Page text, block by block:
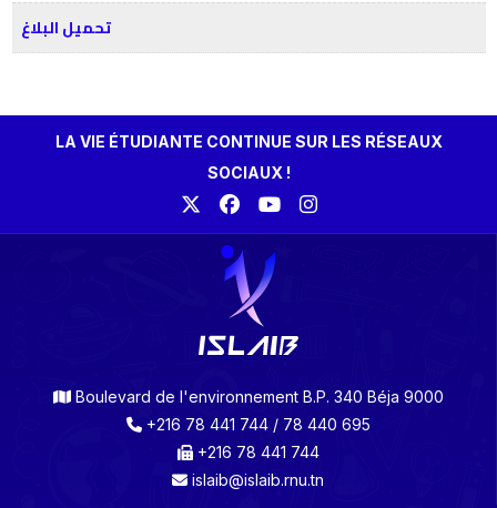
تحميل البلاغ
LA VIE ÉTUDIANTE CONTINUE SUR LES RÉSEAUX
SOCIAUX !
Boulevard de l'environnement B.P. 340 Béja 9000
+216 78 441 744 / 78 440 695
+216 78 441 744
islaib@islaib.rnu.tn